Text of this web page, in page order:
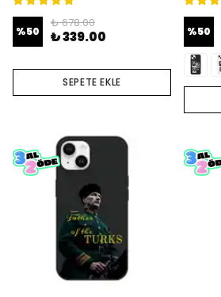
%50
₺ 678.00
₺ 339.00
SEPETE EKLE
%50